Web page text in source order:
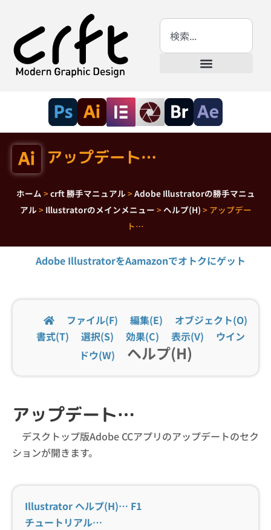
アップデート…
ホーム >crft 勝手マニュアル >Adobe Illustratorの勝手マニュ
アル > Illustratorのメインメニュー >ヘルプ(H) > アップデー
ト…
Adobe IllustratorをAamazonでオトクにゲット
ファイル(F) 編集(E)
オブジェクト(O)
書式(T)
選択(S) 効果(C) 表示(V)
ウイン
ドウ(W)
ヘルプ(H)
Illustrator ヘルプ(H)… F1
チュートリアル…
アップデート…
デスクトップ版Adobe CCアプリのアップデートのセク
ションが開きます。